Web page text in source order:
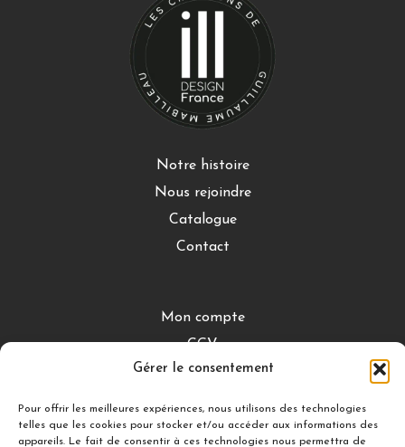
Gérer le consentement
Pour offrir les meilleures expériences, nous utilisons des technologies
telles que les cookies pour stocker et/ou accéder aux informations des
appareils. Le fait de consentir à ces technologies nous permettra de
Notre histoire
Nous rejoindre
Catalogue
Contact
Mon compte
CGV
Mentions légales